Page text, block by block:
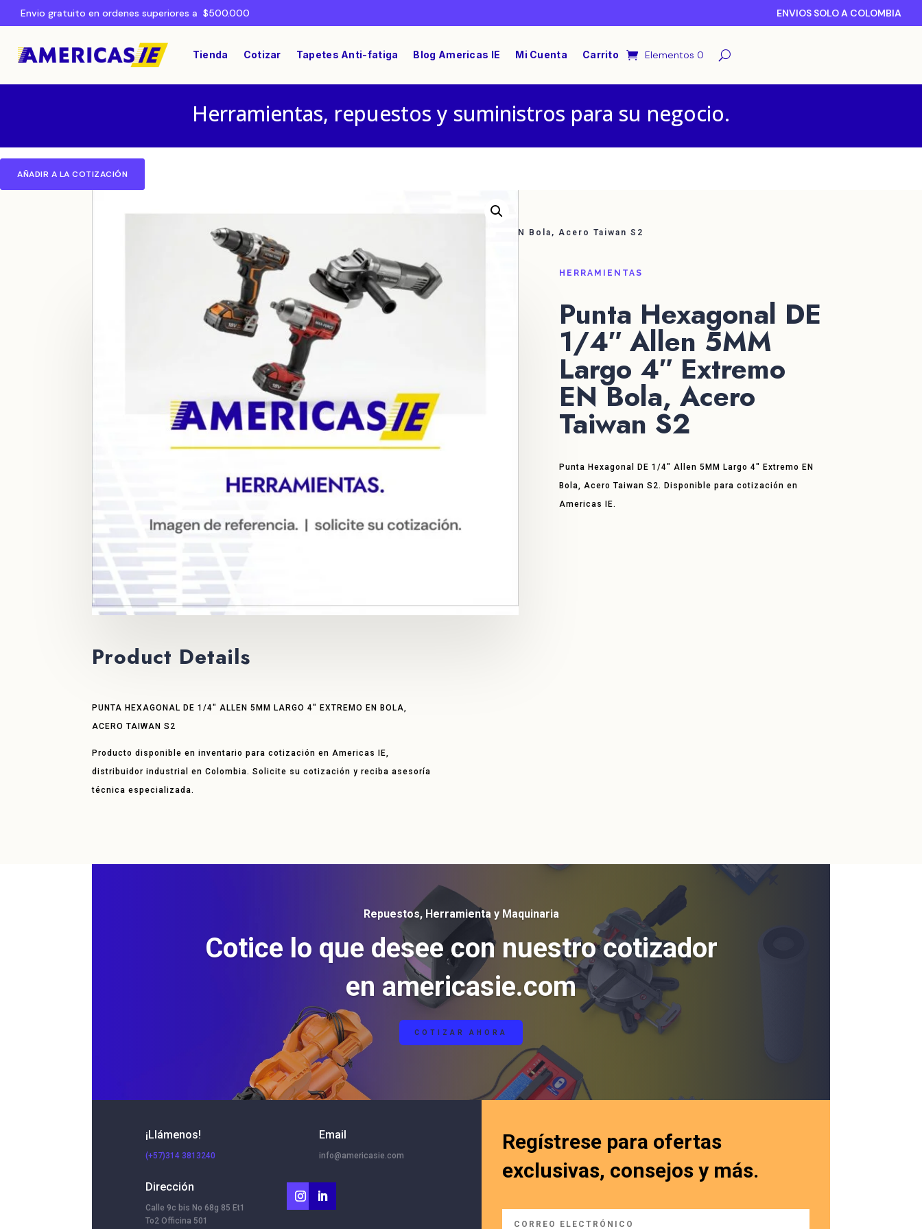
Envio gratuito en ordenes superiores a $500.000 ENVIOS SOLO A COLOMBIA
Tienda Cotizar Tapetes Anti-fatiga Blog Americas IE Mi Cuenta Carrito Elementos 0
Herramientas, repuestos y suministros para su negocio.
AÑADIR A LA COTIZACIÓN
HERRAMIENTAS/ Punta Hexagonal DE 1/4″ Allen 5MM Largo 4″ Extremo EN Bola, Acero Taiwan S2
HERRAMIENTAS
Punta Hexagonal DE
1/4″ Allen 5MM
Largo 4″ Extremo
EN Bola, Acero
Taiwan S2
Punta Hexagonal DE 1/4″ Allen 5MM Largo 4″ Extremo EN
Bola, Acero Taiwan S2. Disponible para cotización en
Americas IE.
Product Details
PUNTA HEXAGONAL DE 1/4″ ALLEN 5MM LARGO 4″ EXTREMO EN BOLA,
ACERO TAIWAN S2
Producto disponible en inventario para cotización en Americas IE,
distribuidor industrial en Colombia. Solicite su cotización y reciba asesoría
técnica especializada.
Repuestos, Herramienta y Maquinaria
Cotice lo que desee con nuestro cotizador
en americasie.com
COTIZAR AHORA
¡Llámenos!
(+57)314 3813240
Dirección
Calle 9c bis No 68g 85 Et1
To2 Officina 501
Email
info@americasie.com
Regístrese para ofertas
exclusivas, consejos y más.